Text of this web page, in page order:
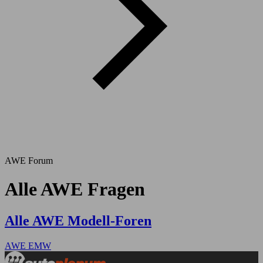
AWE Forum
Alle AWE Fragen
Alle AWE Modell-Foren
AWE EMW